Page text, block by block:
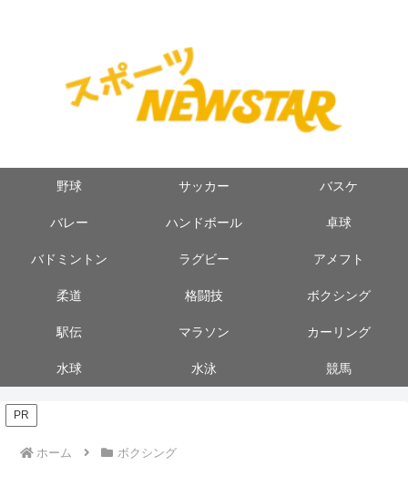
野球 サッカー バスケ
バレー ハンドボール 卓球
バドミントン ラグビー アメフト
柔道 格闘技 ボクシング
駅伝 マラソン カーリング
水球 水泳 競馬
PR
ホーム ボクシング